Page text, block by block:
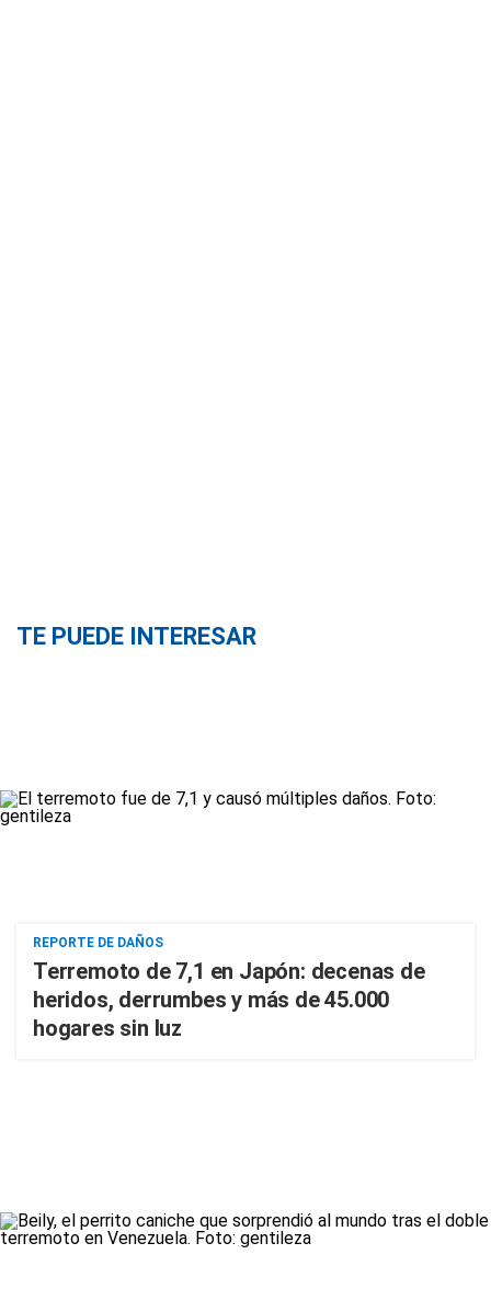
TE PUEDE INTERESAR
REPORTE DE DAÑOS
Terremoto de 7,1 en Japón: decenas de
heridos, derrumbes y más de 45.000
hogares sin luz